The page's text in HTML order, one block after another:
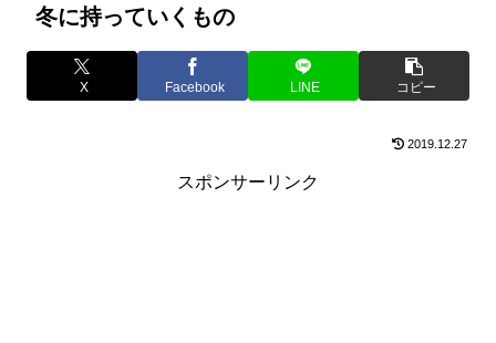
冬に持っていくもの
X Facebook LINE コピー
2019.12.27
スポンサーリンク